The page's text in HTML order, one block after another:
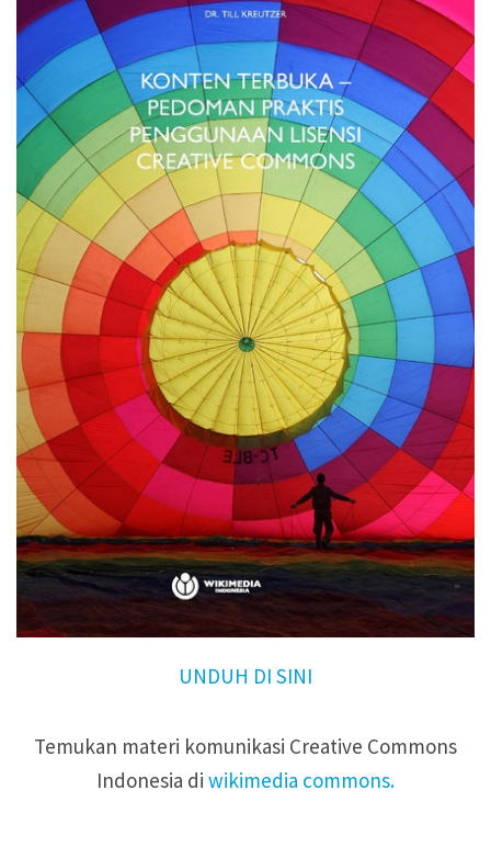
UNDUH DI SINI
Temukan materi komunikasi Creative Commons
Indonesia di wikimedia commons.